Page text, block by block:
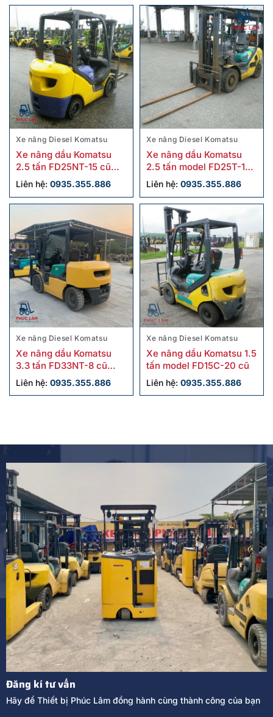
Xe nâng Diesel Komatsu
Xe nâng dầu Komatsu
2.5 tấn FD25NT-15 cũ
chính hãng
Liên hệ: 0935.355.886
Xe nâng Diesel Komatsu
Xe nâng dầu Komatsu
2.5 tấn model FD25T-16
cũ
Liên hệ: 0935.355.886
Xe nâng Diesel Komatsu
Xe nâng dầu Komatsu
3.3 tấn FD33NT-8 cũ
chính hãng
Liên hệ: 0935.355.886
Xe nâng Diesel Komatsu
Xe nâng dầu Komatsu 1.5
tấn model FD15C-20 cũ
Liên hệ: 0935.355.886
Đăng kí tư vấn
Hãy để Thiết bị Phúc Lâm đồng hành cùng thành công của bạn